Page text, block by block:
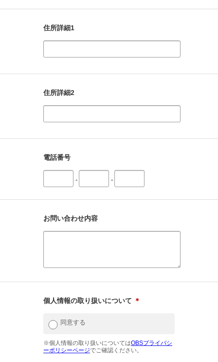
住所詳細1
住所詳細2
電話番号
- -
お問い合わせ内容
個人情報の取り扱いについて ＊
同意する
※個人情報の取り扱いについてはOBSプライバシ
ーポリシーページでご確認ください。